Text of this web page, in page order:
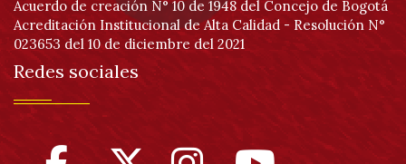
Acuerdo de creación N° 10 de 1948 del Concejo de Bogotá
Acreditación Institucional de Alta Calidad - Resolución N°
023653 del 10 de diciembre del 2021
Redes sociales